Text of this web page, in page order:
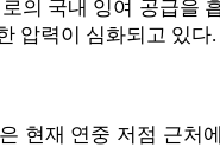
의 국내 잉여 공급을
압력이 심화되고 있다.
현재 연중 저점 근처